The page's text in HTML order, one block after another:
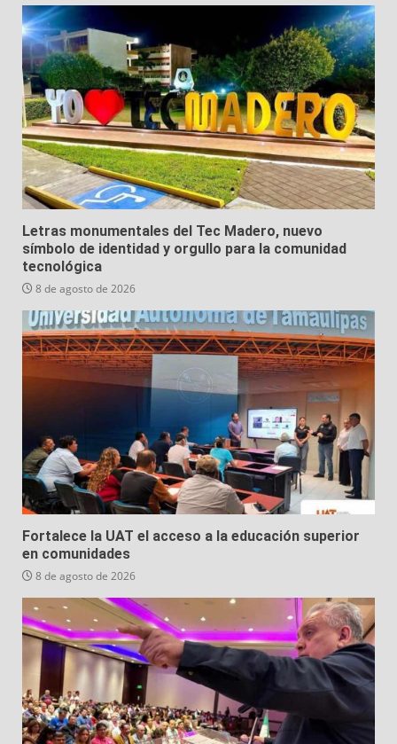
Letras monumentales del Tec Madero, nuevo
símbolo de identidad y orgullo para la comunidad
tecnológica
8 de agosto de 2026
Fortalece la UAT el acceso a la educación superior
en comunidades
8 de agosto de 2026